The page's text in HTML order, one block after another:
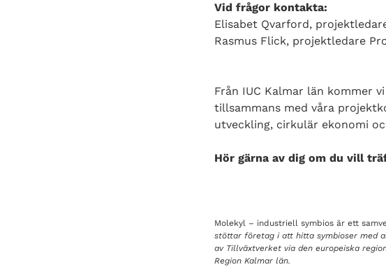
Vid frågor kontakta:
Elisabet Qvarford,
Rasmus Flick, projektledare
Från IUC Kalmar län kommer
tillsammans med våra
utveckling, cirkulär ekonomi
Hör gärna av dig om du vill
Molekyl – industriell symbios är ett
stöttar företag i att hitta symbioser med
av Tillväxtverket via den europeiska
Region Kalmar län.